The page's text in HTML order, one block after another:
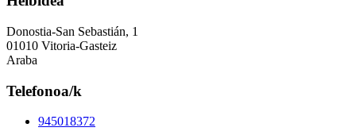
Donostia-San Sebastián, 1
01010 Vitoria-Gasteiz
Araba
Telefonoa/k
945018372